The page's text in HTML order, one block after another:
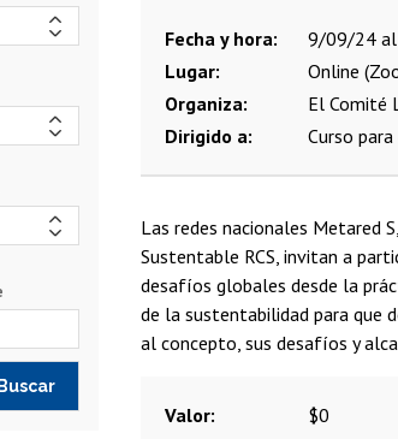
Fecha y hora
9/09/24 al
Lugar
Online
Organiza
El Comité
Dirigido a
Curso
Las redes nacionales Metared
Sustentable RCS, invitan a
desafíos globales desde la
de la sustentabilidad para que
al concepto, sus desafíos y
Valor $0